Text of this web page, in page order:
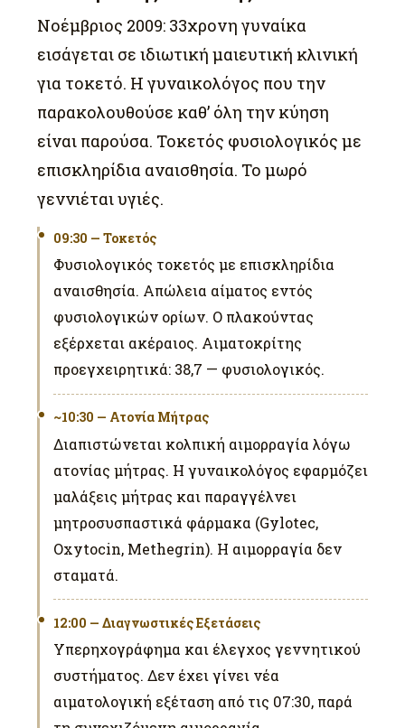
Νοέμβριος 2009: 33χρονη γυναίκα
εισάγεται σε ιδιωτική μαιευτική κλινική
για τοκετό. Η γυναικολόγος που την
παρακολουθούσε καθ’ όλη την κύηση
είναι παρούσα. Τοκετός φυσιολογικός με
επισκληρίδια αναισθησία. Το μωρό
γεννιέται υγιές.
09:30 — Τοκετός
Φυσιολογικός τοκετός με επισκληρίδια
αναισθησία. Απώλεια αίματος εντός
φυσιολογικών ορίων. Ο πλακούντας
εξέρχεται ακέραιος. Αιματοκρίτης
προεγχειρητικά: 38,7 — φυσιολογικός.
~10:30 — Ατονία Μήτρας
Διαπιστώνεται κολπική αιμορραγία λόγω
ατονίας μήτρας. Η γυναικολόγος εφαρμόζει
μαλάξεις μήτρας και παραγγέλνει
μητροσυσπαστικά φάρμακα (Gylotec,
Oxytocin, Methegrin). Η αιμορραγία δεν
σταματά.
12:00 — Διαγνωστικές Εξετάσεις
Υπερηχογράφημα και έλεγχος γεννητικού
συστήματος. Δεν έχει γίνει νέα
αιματολογική εξέταση από τις 07:30, παρά